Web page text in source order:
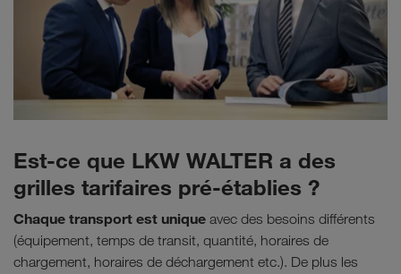
Est-ce que LKW WALTER a des
grilles tarifaires pré-établies ?
Chaque transport est unique avec des besoins différents
(équipement, temps de transit, quantité, horaires de
chargement, horaires de déchargement etc.). De plus les